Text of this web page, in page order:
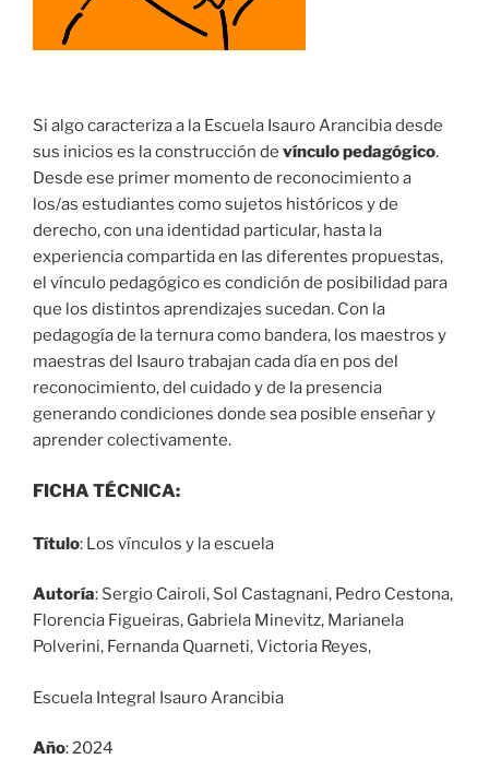
Si algo caracteriza a la Escuela Isauro Arancibia desde
sus inicios es la construcción de vínculo pedagógico.
Desde ese primer momento de reconocimiento a
los/as estudiantes como sujetos históricos y de
derecho, con una identidad particular, hasta la
experiencia compartida en las diferentes propuestas,
el vínculo pedagógico es condición de posibilidad para
que los distintos aprendizajes sucedan. Con la
pedagogía de la ternura como bandera, los maestros y
maestras del Isauro trabajan cada día en pos del
reconocimiento, del cuidado y de la presencia
generando condiciones donde sea posible enseñar y
aprender colectivamente.
FICHA TÉCNICA:
Título: Los vínculos y la escuela
Autoría: Sergio Cairoli, Sol Castagnani, Pedro Cestona,
Florencia Figueiras, Gabriela Minevitz, Marianela
Polverini, Fernanda Quarneti, Victoria Reyes,
Escuela Integral Isauro Arancibia
Año: 2024